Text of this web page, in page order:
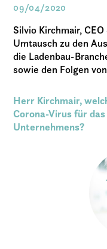
09/04/2020
Silvio Kirchmair,
Umtausch zu den
die Ladenbau-
sowie den Folgen
Herr Kirchmair,
Corona-Virus für
Unternehmens?